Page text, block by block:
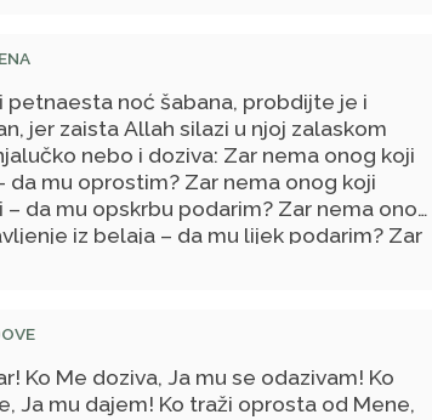
tog i tog, pa ga i vi zamrzite! Oni će ga
će mržnju prema njemu prihvatiti i oni
petnaesta noć šabana, probdijte je i
jer zaista Allah silazi u njoj zalaskom
nebo i doziva: Zar nema onog koji
da mu oprostim? Zar nema onog koji
– da mu opskrbu podarim? Zar nema onog
iz belaja – da mu lijek podarim? Zar
Zar nema takvih? To ponavlja sve dok ne
Ko Me doziva, Ja mu se odazivam! Ko
Ja mu dajem! Ko traži oprosta od Mene,